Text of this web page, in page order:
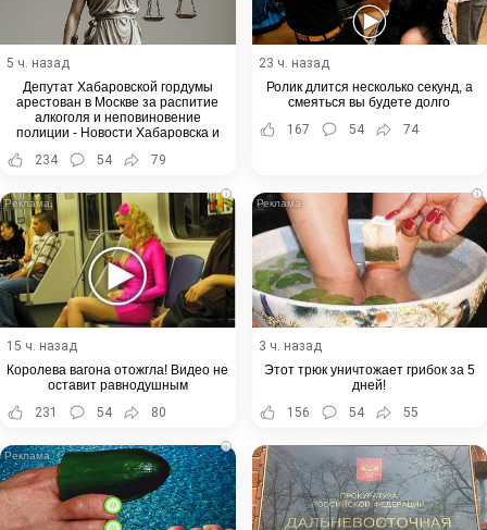
5 ч. назад
Депутат Хабаровской гордумы
арестован в Москве за распитие
алкоголя и неповиновение
полиции - Новости Хабаровска и
234 54 79
23 ч. назад
Ролик длится несколько секунд, а
смеяться вы будете долго
167
54 74
i
15 ч. назад
Королева вагона отожгла! Видео не
оставит равнодушным
231
54 80
i
3 ч. назад
Этот трюк уничтожает грибок за 5
дней!
156
54 55
i